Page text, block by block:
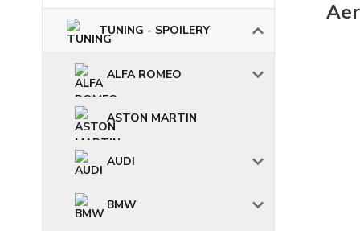
TUNING - SPOILERY
ALFA ROMEO
ASTON MARTIN
AUDI
BMW